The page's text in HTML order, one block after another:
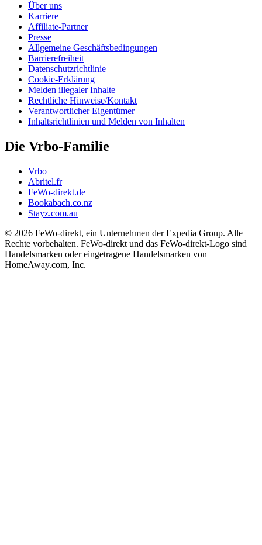
Über uns
Karriere
Affiliate-Partner
Presse
Allgemeine Geschäftsbedingungen
Barrierefreiheit
Datenschutzrichtlinie
Cookie-Erklärung
Melden illegaler Inhalte
Rechtliche Hinweise/Kontakt
Verantwortlicher Eigentümer
Inhaltsrichtlinien und Melden von Inhalten
Die Vrbo-Familie
Vrbo
Abritel.fr
FeWo-direkt.de
Bookabach.co.nz
Stayz.com.au
© 2026 FeWo-direkt, ein Unternehmen der Expedia Group. Alle
Rechte vorbehalten. FeWo-direkt und das FeWo-direkt-Logo sind
Handelsmarken oder eingetragene Handelsmarken von
HomeAway.com, Inc.